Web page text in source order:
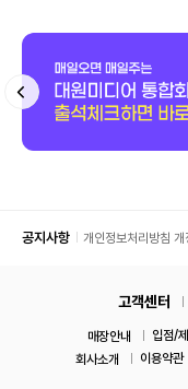
공지사항
개인정보처리방침
고객센터
매장안내 입점/
회사소개
이용약관